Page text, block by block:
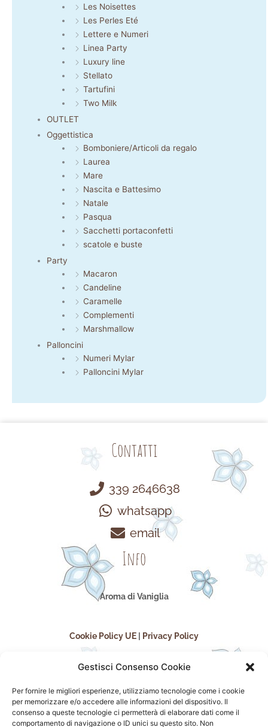
Gestisci Consenso Cookie
Per fornire le migliori esperienze, utilizziamo tecnologie come i cookie
per memorizzare e/o accedere alle informazioni del dispositivo. Il
consenso a queste tecnologie ci permetterà di elaborare dati come il
comportamento di navigazione o ID unici su questo sito. Non
Les Noisettes
Les Perles Eté
Lettere e Numeri
Linea Party
Luxury line
Stellato
Tartufini
Two Milk
OUTLET
Oggettistica
Bomboniere/Articoli da regalo
Laurea
Mare
Nascita e Battesimo
Natale
Pasqua
Sacchetti portaconfetti
scatole e buste
Party
Macaron
Candeline
Caramelle
Complementi
Marshmallow
Palloncini
Numeri Mylar
Palloncini Mylar
Contatti
339 2646638
whatsapp
email
Info
Aroma di Vaniglia
Cookie Policy UE Privacy Policy